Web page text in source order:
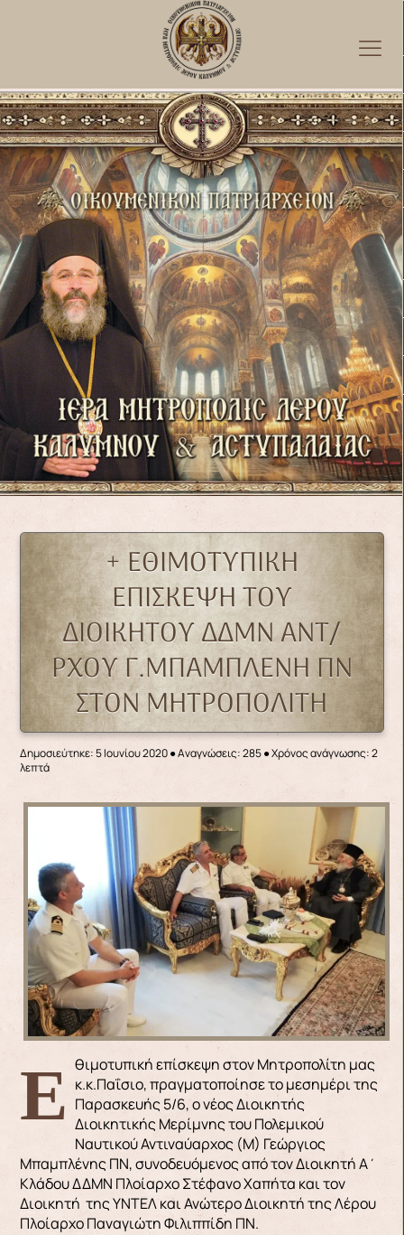
+ ΕΘΙΜΟΤΥΠΙΚΗ
ΕΠΙΣΚΕΨΗ ΤΟΥ
ΔΙΟΙΚΗΤΟΥ ΔΔΜΝ ΑΝΤ/
ΡΧΟΥ Γ.ΜΠΑΜΠΛΕΝΗ ΠΝ
ΣΤΟΝ ΜΗΤΡΟΠΟΛΙΤΗ
Δημοσιεύτηκε: 5 Ιουνίου 2020●Αναγνώσεις: 285● Χρόνος ανάγνωσης: 2
λεπτά
Εθιμοτυπική επίσκεψη στον Μητροπολίτη μας κ.κ.Παΐσιο, πραγματοποίησε το μεσημέρι της
Παρασκευής 5/6, ο νέος Διοικητής
Διοικητικής Μερίμνης του Πολεμικού
Ναυτικού Αντιναύαρχος (Μ) Γεώργιος
Μπαμπλένης ΠΝ, συνοδευόμενος από τον Διοικητή Α΄
Κλάδου ΔΔΜΝ Πλοίαρχο Στέφανο Χαπήτα και τον
Διοικητή της ΥΝΤΕΛ και Ανώτερο Διοικητή της Λέρου
Πλοίαρχο Παναγιώτη Φιλιππίδη ΠΝ.